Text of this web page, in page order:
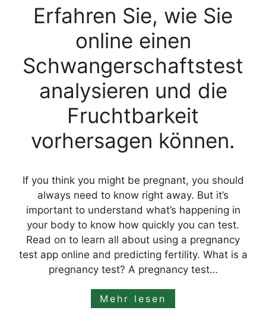
Erfahren Sie, wie Sie
online einen
Schwangerschaftstest
analysieren und die
Fruchtbarkeit
vorhersagen können.
If you think you might be pregnant, you should
always need to know right away. But it’s
important to understand what’s happening in
your body to know how quickly you can test.
Read on to learn all about using a pregnancy
test app online and predicting fertility. What is a
pregnancy test? A pregnancy test…
Mehr lesen